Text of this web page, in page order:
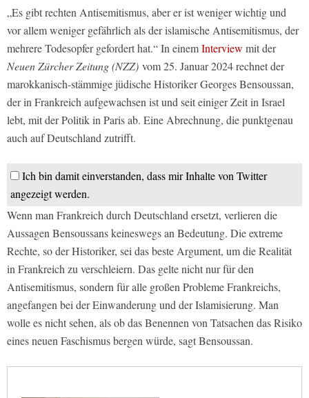
„Es gibt rechten Antisemitismus, aber er ist weniger wichtig und
vor allem weniger gefährlich als der islamische Antisemitismus, der
mehrere Todesopfer gefordert hat.“ In einemInterview mit der
Neuen Zürcher Zeitung (NZZ) vom 25. Januar 2024 rechnet der
marokkanisch-stämmige jüdische Historiker Georges Bensoussan,
der in Frankreich aufgewachsen ist und seit einiger Zeit in Israel
lebt, mit der Politik in Paris ab. Eine Abrechnung, die punktgenau
auch auf Deutschland zutrifft.
Ich bin damit einverstanden, dass mir Inhalte von Twitter
angezeigt werden.
Wenn man Frankreich durch Deutschland ersetzt, verlieren die
Aussagen Bensoussans keineswegs an Bedeutung. Die extreme
Rechte, so der Historiker, sei das beste Argument, um die Realität
in Frankreich zu verschleiern. Das gelte nicht nur für den
Antisemitismus, sondern für alle großen Probleme Frankreichs,
angefangen bei der Einwanderung und der Islamisierung. Man
wolle es nicht sehen, als ob das Benennen von Tatsachen das Risiko
eines neuen Faschismus bergen würde, sagt Bensoussan.